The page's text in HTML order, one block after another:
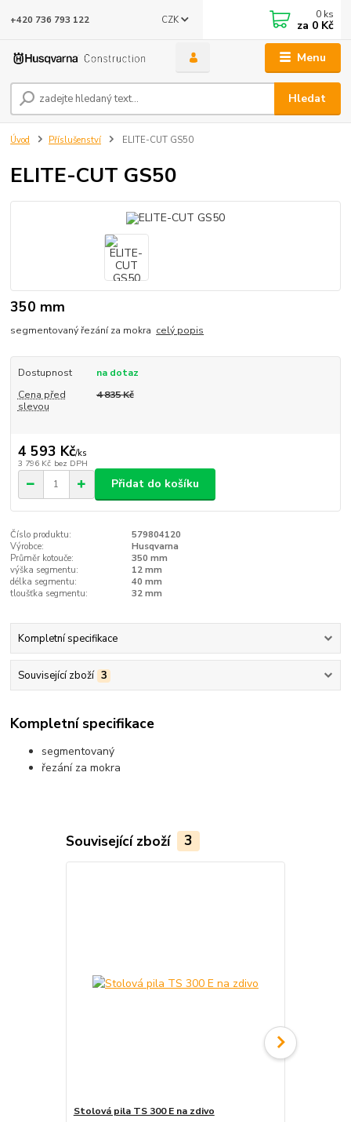
Menu
CZK
Hledat
+420 736 793 122 0 ks
za 0 Kč
Úvod Příslušenství ELITE-CUT GS50
ELITE-CUT GS50
350 mm
segmentovaný řezání za mokra celý popis
Dostupnost
na dotaz
Cena před
slevou
4 835 Kč
4 593 Kč/ks
3 796 Kč bez DPH
Přidat do košíku
Číslo produktu:
579804120
Výrobce:
Husqvarna
Průměr kotouče:
350 mm
výška segmentu:
12 mm
délka segmentu:
40 mm
tloušťka segmentu:
32 mm
Kompletní specifikace
Související zboží 3
Kompletní specifikace
segmentovaný
řezání za mokra
Související zboží 3
Stolová pila TS 300 E na zdivo